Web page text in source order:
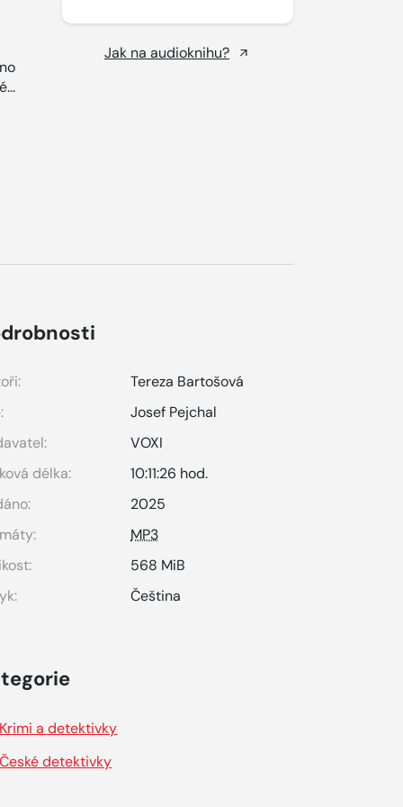
Jak na audioknihu?
Tereza Bartošová
Josef Pejchal
VOXI
délka:
10:11:26 hod.
2025
MP3
568 MiB
Čeština
Krimi a detektivky
České detektivky